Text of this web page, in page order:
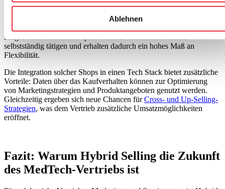
Ablehnen
Für hybride Vertriebsmodelle sind digitale Self-Service-Angebote,
wie Online-Shops, unverzichtbar. Diese Angebote automatisieren
und standardisieren Kaufprozesse, was die Effizienz im Vertrieb
steigert und Ressourcen spart. Kunden können ihre Käufe
selbstständig tätigen und erhalten dadurch ein hohes Maß an
Flexibilität.
Die Integration solcher Shops in einen Tech Stack bietet zusätzliche
Vorteile: Daten über das Kaufverhalten können zur Optimierung
von Marketingstrategien und Produktangeboten genutzt werden.
Gleichzeitig ergeben sich neue Chancen fürCross- und Up-Selling-
Strategien, was dem Vertrieb zusätzliche Umsatzmöglichkeiten
eröffnet.
Fazit: Warum Hybrid Selling die Zukunft
des MedTech-Vertriebs ist